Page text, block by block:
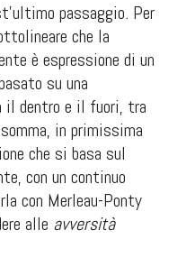
passaggio. Per
che la
è espressione di un
su una
il dentro e il fuori, tra
in primissima
che si basa sul
con un continuo
con Merleau-Ponty
alle avversità